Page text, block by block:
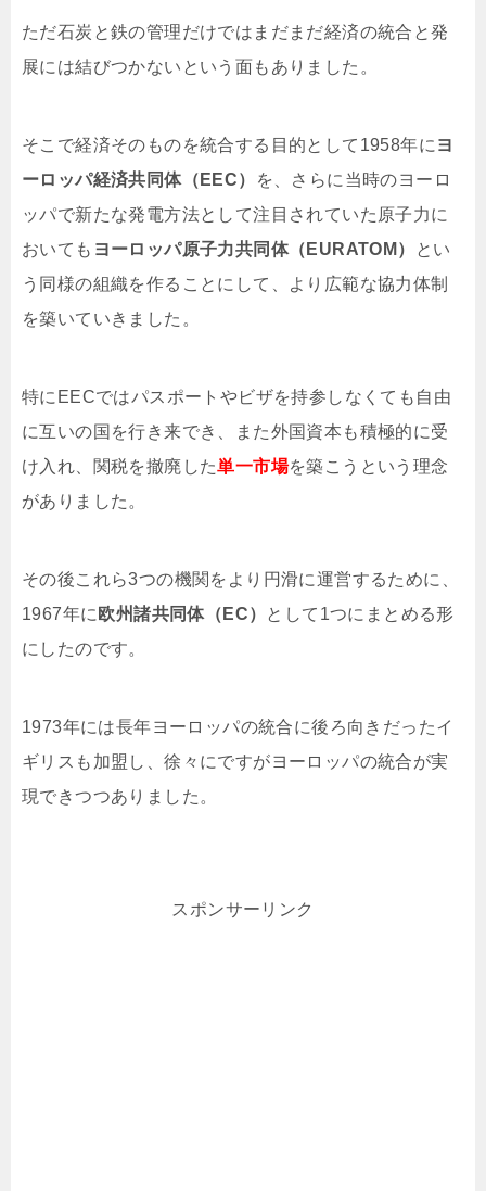
ただ石炭と鉄の管理だけではまだまだ経済の統合と発
展には結びつかないという面もありました。
そこで経済そのものを統合する目的として1958年にヨ
ーロッパ経済共同体（EEC）
を、さらに当時のヨーロ
ッパで新たな発電方法として注目されていた原子力に
おいても ヨーロッパ原子力共同体（EURATOM）
とい
う同様の組織を作ることにして、より広範な協力体制
を築いていきました。
特にEECではパスポートやビザを持参しなくても自由
に互いの国を行き来でき、また外国資本も積極的に受
け入れ、関税を撤廃した単一市場を築こうという理念
がありました。
その後これら3つの機関をより円滑に運営するために、
1967年に欧州諸共同体（EC） として1つにまとめる形
にしたのです。
1973年には長年ヨーロッパの統合に後ろ向きだったイ
ギリスも加盟し、徐々にですがヨーロッパの統合が実
現できつつありました。
スポンサーリンク